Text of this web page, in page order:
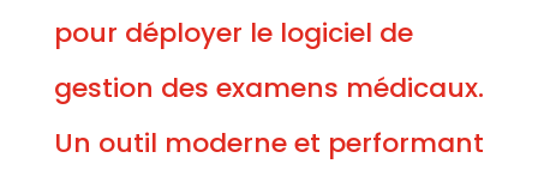
pour déployer le logiciel de
gestion des examens médicaux.
Un outil moderne et performant